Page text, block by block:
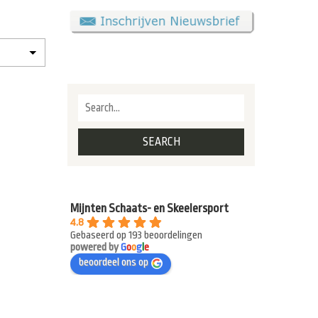
Mijnten Schaats- en Skeelersport
4.8
Gebaseerd op 193 beoordelingen
powered byGoogle
beoordeel ons op